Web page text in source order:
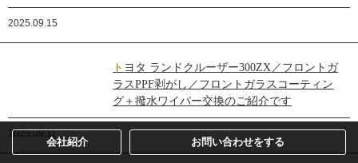
2025.09.15
トヨタ ランドクルーザー300ZX／フロントガ
ラスPPF剥がし／フロントガラスコーティン
グ＋撥水ワイパー交換のご紹介です
2025.09.11
会社紹介 お問い合わせをする